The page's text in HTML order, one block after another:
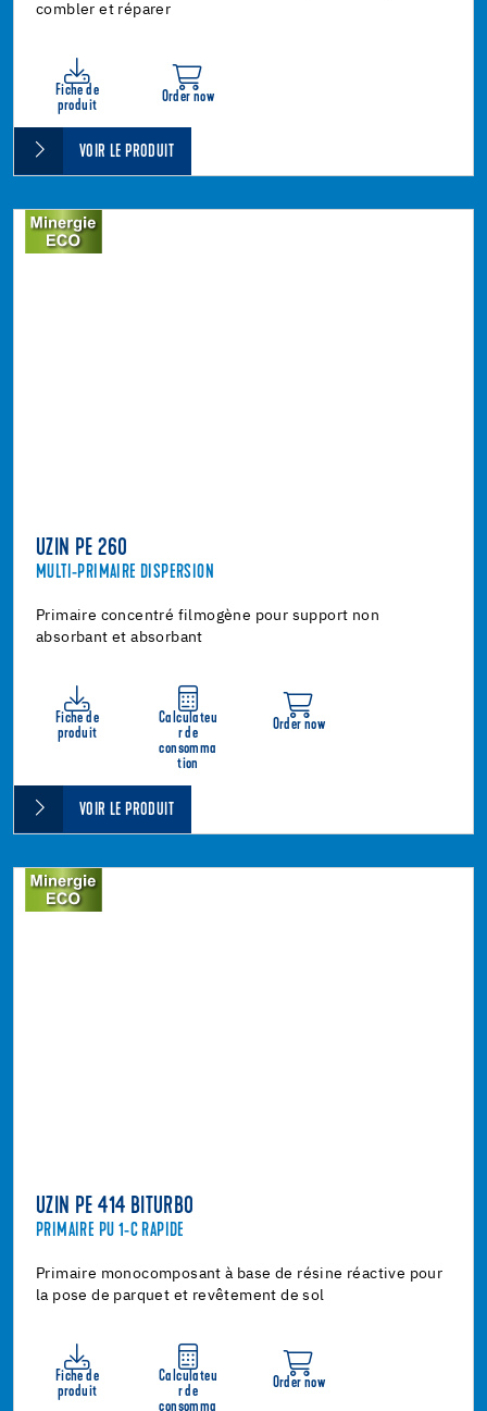
combler et réparer
Fiche de
produit
Order now
VOIR LE PRODUIT
UZIN PE 260
MULTI-PRIMAIRE DISPERSION
Primaire concentré filmogène pour support non
absorbant et absorbant
Fiche de
produit
Calculateu
r de
consomma
tion
Order now
VOIR LE PRODUIT
UZIN PE 414 BITURBO
PRIMAIRE PU 1-C RAPIDE
Primaire monocomposant à base de résine réactive pour
la pose de parquet et revêtement de sol
Fiche de
produit
Calculateu
r de
consomma
Order now